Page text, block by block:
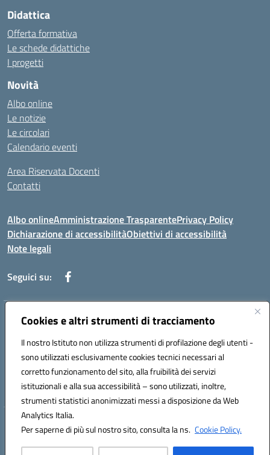
Cookies e altri strumenti di tracciamento
Il nostro Istituto non utilizza strumenti di profilazione degli utenti -
sono utilizzati esclusivamente cookies tecnici necessari al
corretto funzionamento del sito, alla fruibilità dei servizi
istituzionali e alla sua accessibilità – sono utilizzati, inoltre,
strumenti statistici anonimizzati messi a disposizione da Web
Analytics Italia.
Per saperne di più sul nostro sito, consulta la ns. Cookie Policy.
Didattica
Offerta formativa
Le schede didattiche
I progetti
Novità
Albo online
Le notizie
Le circolari
Calendario eventi
Area Riservata Docenti
Contatti
Albo onlineAmministrazione TrasparentePrivacy Policy
Dichiarazione di accessibilitàObiettivi di accessibilità
Note legali
Seguici su:
Indirizzo:Via Rimembranza,33 – 81020 Casapulla (CE)
Posta elettronica certificata (PEC):ceic82800v@pec.istruzione.it
Codice fiscale: 94007130613
Codice meccanografico: CEIC82800V
Hosting & Powered by 3D Solution S.r.l.
Concept & Design by Designers Italia